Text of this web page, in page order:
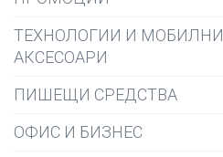
ТЕХНОЛОГИИ И МОБИЛНИ
АКСЕСОАРИ
ПИШЕЩИ СРЕДСТВА
ОФИС И БИЗНЕС